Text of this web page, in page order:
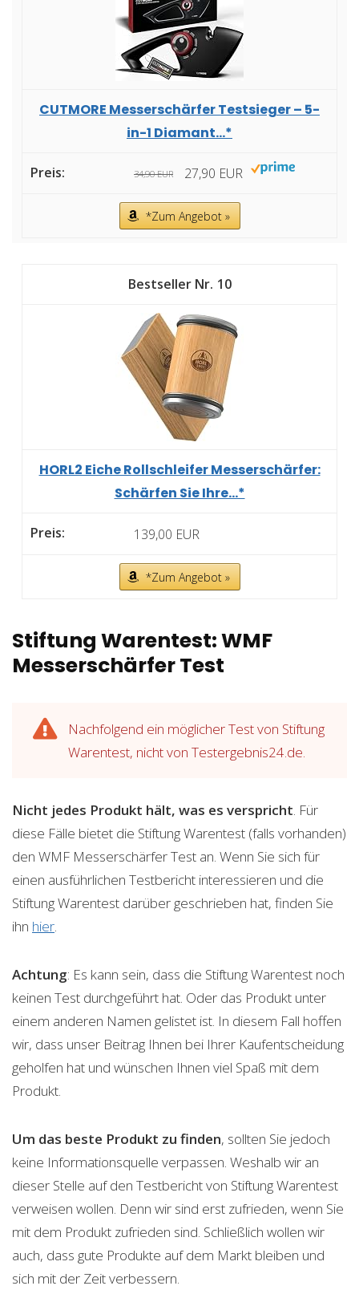
CUTMORE Messerschärfer Testsieger – 5-
in-1 Diamant...*
34,90 EUR 27,90 EUR
*Zum Angebot »
10
HORL2 Eiche Rollschleifer Messerschärfer:
Schärfen Sie Ihre...*
139,00 EUR
*Zum Angebot »
Stiftung Warentest: WMF
Messerschärfer Test
Nachfolgend ein möglicher Test von Stiftung
Warentest, nicht von Testergebnis24.de.
Nicht jedes Produkt hält, was es verspricht . Für
diese Fälle bietet die Stiftung Warentest (falls vorhanden)
den WMF Messerschärfer Test an. Wenn Sie sich für
einen ausführlichen Testbericht interessieren und die
Stiftung Warentest darüber geschrieben hat, finden Sie
ihn hier
Achtung: Es kann sein, dass die Stiftung Warentest noch
keinen Test durchgeführt hat. Oder das Produkt unter
einem anderen Namen gelistet ist. In diesem Fall hoffen
wir, dass unser Beitrag Ihnen bei Ihrer Kaufentscheidung
geholfen hat und wünschen Ihnen viel Spaß mit dem
Produkt.
Um das beste Produkt zu finden, sollten Sie jedoch
keine Informationsquelle verpassen. Weshalb wir an
dieser Stelle auf den Testbericht von Stiftung Warentest
verweisen wollen. Denn wir sind erst zufrieden, wenn Sie
mit dem Produkt zufrieden sind. Schließlich wollen wir
auch, dass gute Produkte auf dem Markt bleiben und
sich mit der Zeit verbessern.